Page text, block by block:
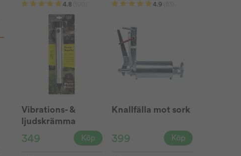
4.8
Vibrations- &
ljudskrämma
TheVault®
349 Köp
4.9
Knallfälla mot sork
399 Köp